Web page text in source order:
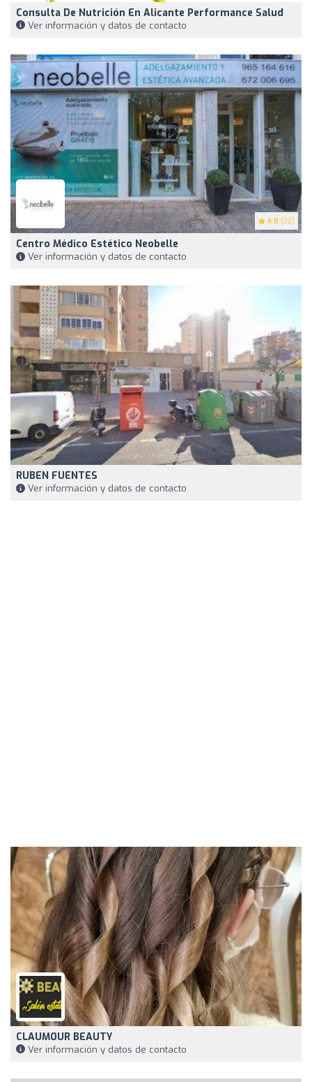
Consulta De Nutrición En Alicante Performance Salud
Ver información y datos de contacto
4.8 (32)
Centro Médico Estético Neobelle
Ver información y datos de contacto
RUBEN FUENTES
Ver información y datos de contacto
CLAUMOUR BEAUTY
Ver información y datos de contacto